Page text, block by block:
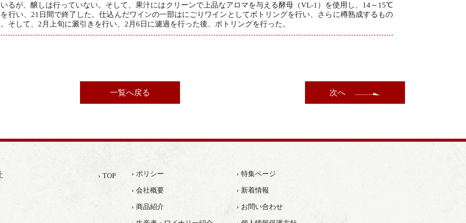
るが、醸しは行っていない。そして、果汁にはクリーンで上品なアロマを与える酵母（VL-1）を使用し、14～15℃
行い、21日間で終了した。仕込んだワインの一部はにごりワインとしてボトリングを行い、さらに樽熟成するもの
そして、2月上旬に澱引きを行い、2月6日に濾過を行った後、ボトリングを行った。
一覧へ戻る 次へ
› TOP › ポリシー › 特集ページ
› 会社概要 › 新着情報
› 商品紹介 › お問い合わせ